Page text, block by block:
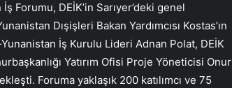
Forumu, DEİK’in Sarıyer’deki genel
Dışişleri Bakan Yardımcısı Kostas’ın
İş Kurulu Lideri Adnan Polat, DEİK
Yatırım Ofisi Proje Yöneticisi Onur
Foruma yaklaşık 200 katılımcı ve 75